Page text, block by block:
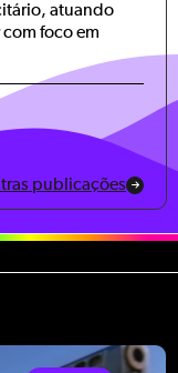
atuando
foco em
publicações